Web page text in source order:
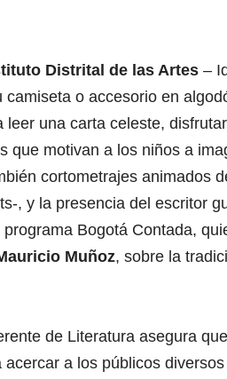
Distrital de las Artes –
camiseta o accesorio en
leer una carta celeste,
que motivan a los niños a
cortometrajes animados
, y la presencia del escritor
programa Bogotá Contada,
Muñoz, sobre la
de Literatura asegura
a los públicos